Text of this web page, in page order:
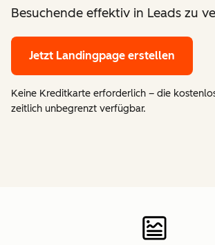
Besuchende effektiv in Leads zu
Jetzt Landingpage erstellen
Keine Kreditkarte erforderlich – die
zeitlich unbegrenzt verfügbar.